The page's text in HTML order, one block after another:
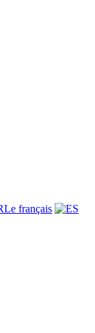
Le français